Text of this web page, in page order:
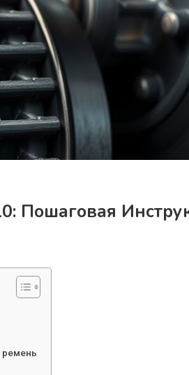
Пошаговая
ремень